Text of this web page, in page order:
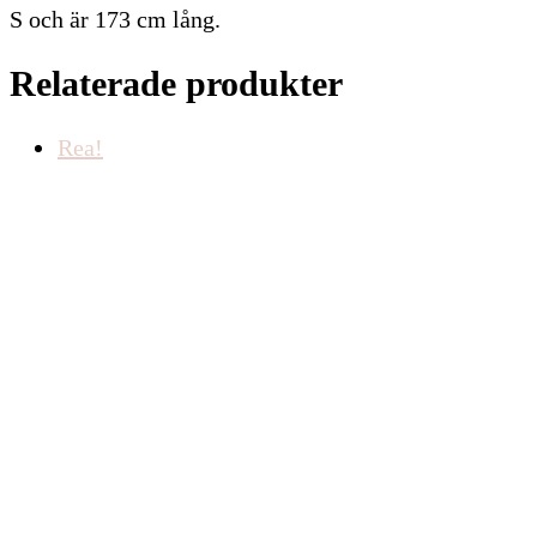
S och är 173 cm lång.
Relaterade produkter
Rea!